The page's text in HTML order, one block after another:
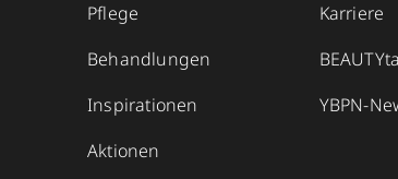
Pflege
Behandlungen
Inspirationen
Aktionen
Karriere
YBPN-